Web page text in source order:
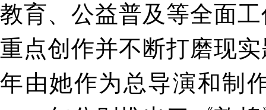
教育、公益普及等全面
重点创作并不断打磨现
年由她作为总导演和制